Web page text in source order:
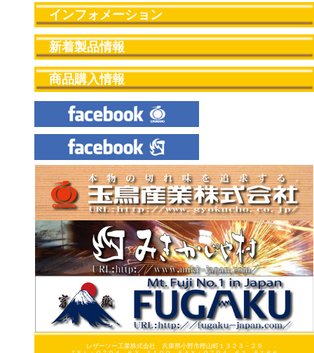
インフォメーション
新着製品情報
商品購入情報
レザーソー工業株式会社 兵庫県小野市樫山町１３２３－２９